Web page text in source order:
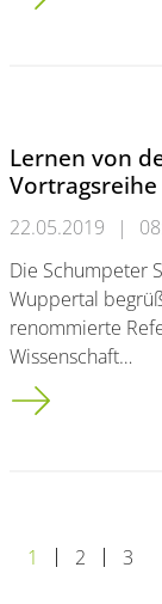
Lernen von
Vortragsreihe
22.05.2019 |
Die Schumpeter
Wuppertal
renommierte
Wissenschaft…
Lernen von den
1 2 3